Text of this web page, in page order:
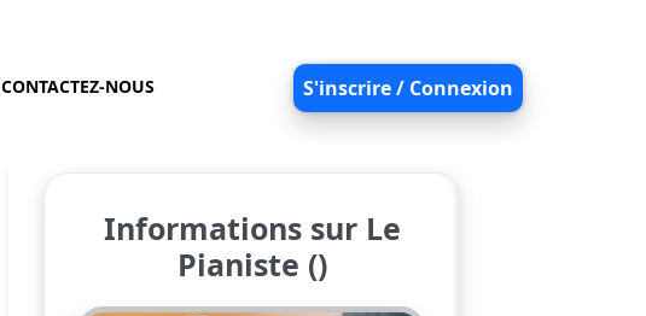
CONTACTEZ-NOUS S'inscrire / Connexion
Informations sur Le
Pianiste ()